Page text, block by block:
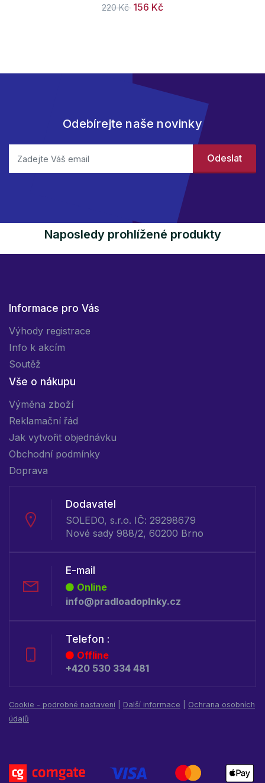
220 Kč 156 Kč
Odebírejte naše novinky
Naposledy prohlížené produkty
Informace pro Vás
Výhody registrace
Info k akcím
Soutěž
Vše o nákupu
Výměna zboží
Reklamační řád
Jak vytvořit objednávku
Obchodní podmínky
Doprava
Dodavatel
SOLEDO, s.r.o. IČ: 29298679
Nové sady 988/2, 60200 Brno
E-mail
Online
info@pradloadoplnky.cz
Telefon :
Offline
+420 530 334 481
Cookie - podrobné nastavení Další informace
Ochrana osobních
údajů